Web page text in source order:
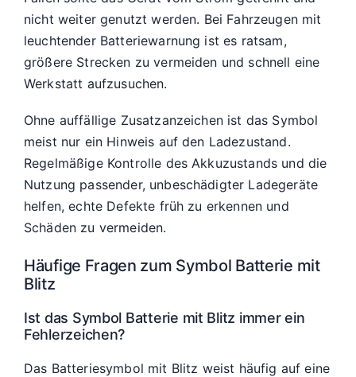
nicht weiter genutzt werden. Bei Fahrzeugen mit
leuchtender Batteriewarnung ist es ratsam,
größere Strecken zu vermeiden und schnell eine
Werkstatt aufzusuchen.
Ohne auffällige Zusatzanzeichen ist das Symbol
meist nur ein Hinweis auf den Ladezustand.
Regelmäßige Kontrolle des Akkuzustands und die
Nutzung passender, unbeschädigter Ladegeräte
helfen, echte Defekte früh zu erkennen und
Schäden zu vermeiden.
Häufige Fragen zum Symbol Batterie mit
Blitz
Ist das Symbol Batterie mit Blitz immer ein
Fehlerzeichen?
Das Batteriesymbol mit Blitz weist häufig auf eine